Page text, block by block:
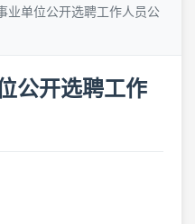
业单位公开选聘工作人员公
公开选聘工作